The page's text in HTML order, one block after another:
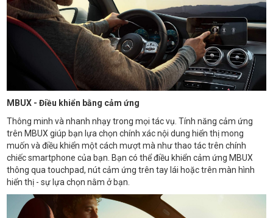
MBUX - Điều khiển bằng cảm ứng
Thông minh và nhanh nhạy trong mọi tác vụ. Tính năng cảm ứng
trên MBUX giúp bạn lựa chọn chính xác nội dung hiển thị mong
muốn và điều khiển một cách mượt mà như thao tác trên chính
chiếc smartphone của bạn. Bạn có thể điều khiển cảm ứng MBUX
thông qua touchpad, nút cảm ứng trên tay lái hoặc trên màn hình
hiển thị - sự lựa chọn nằm ở bạn.